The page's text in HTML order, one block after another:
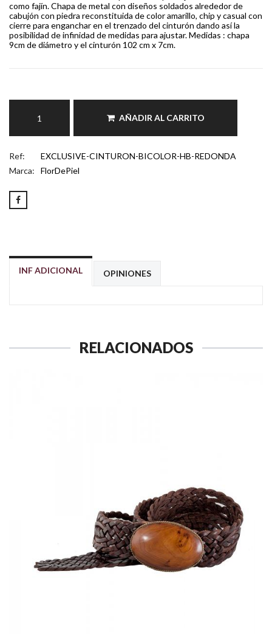
como fajín. Chapa de metal con diseños soldados alrededor de
cabujón con piedra reconstituida de color amarillo, chip y casual con
cierre para enganchar en el trenzado del cinturón dando así la
posibilidad de infinidad de medidas para ajustar. Medidas : chapa
9cm de diámetro y el cinturón 102 cm x 7cm.
AÑADIR AL CARRITO
Ref:
EXCLUSIVE-CINTURON-BICOLOR-HB-REDONDA
Marca:
FlorDePiel
INF ADICIONAL OPINIONES
RELACIONADOS